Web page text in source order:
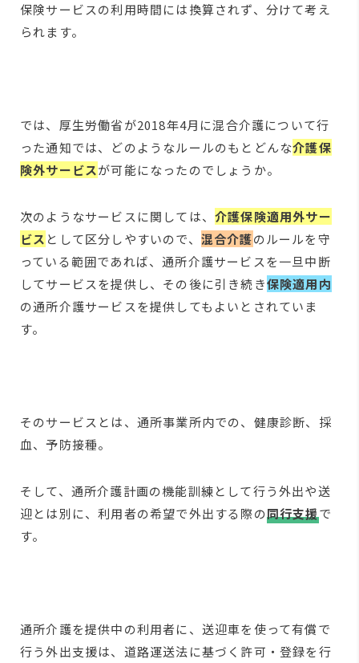
保険サービスの利用時間には換算されず、分けて考え
られます。
では、厚生労働省が2018年4月に混合介護について行
った通知では、どのようなルールのもとどんな介護保
険外サービスが可能になったのでしょうか。
次のようなサービスに関しては、 介護保険適用外サー
ビス として区分しやすいので、 混合介護のルールを守
っている範囲であれば、通所介護サービスを一旦中断
してサービスを提供し、その後に引き続き保険適用内
の通所介護サービスを提供してもよいとされていま
す。
そのサービスとは、通所事業所内での、健康診断、採
血、予防接種。
そして、通所介護計画の機能訓練として行う外出や送
迎とは別に、利用者の希望で外出する際の同行支援で
す。
通所介護を提供中の利用者に、送迎車を使って有償で
行う外出支援は、道路運送法に基づく許可・登録を行